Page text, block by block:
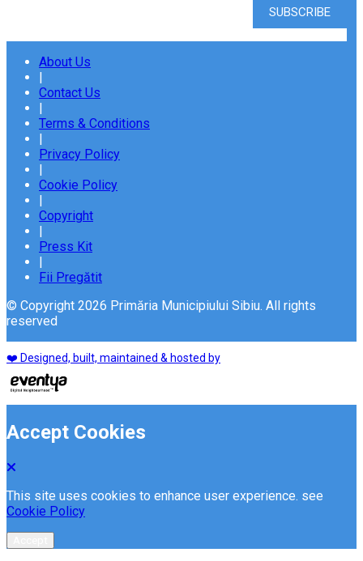
About Us
|
Contact Us
|
Terms & Conditions
|
Privacy Policy
|
Cookie Policy
|
Copyright
|
Press Kit
|
Fii Pregătit
© Copyright 2026 Primăria Municipiului Sibiu. All rights
reserved
❤️ Designed, built, maintained & hosted by
Accept Cookies
This site uses cookies to enhance user experience. see
Cookie Policy